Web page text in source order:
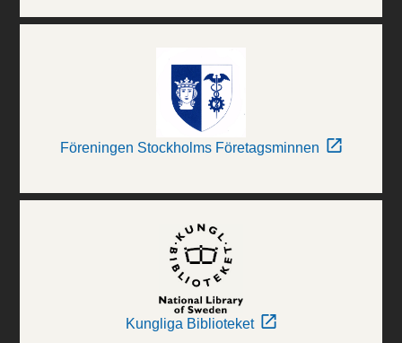
Föreningen Stockholms Företagsminnen
Kungliga Biblioteket